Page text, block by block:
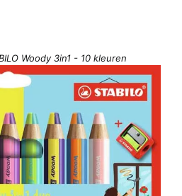
Woody 3in1 - 10 kleuren